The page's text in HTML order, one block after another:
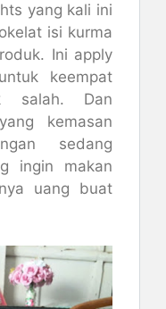
yang kali ini
isi kurma
Ini apply
keempat
salah. Dan
kemasan
sedang
ingin makan
uang buat